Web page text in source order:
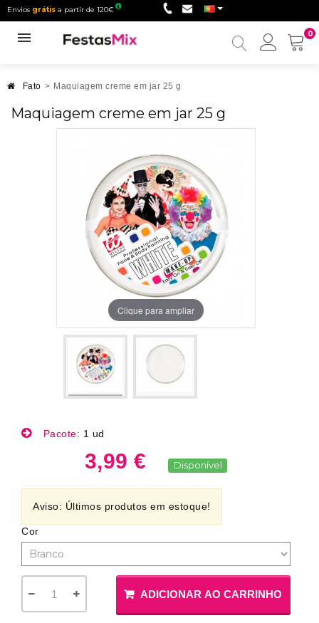
Envios grátis a partir de 120€
0
Minha
Fato > Maquiagem creme em jar 25 g
Maquiagem creme em jar 25 g
Clique para ampliar
Pacote: 1 ud
3,99 € Disponível
Aviso: Últimos produtos em estoque!
Cor
ADICIONAR AO CARRINHO